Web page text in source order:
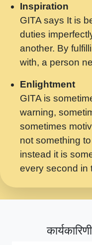
Saawariya.mp3
मर गनय न
ravinandan
मेरे मन हरी का
Rishikesh -
Maharaj.mp3
यह हसरत
Talab Hai Bhav
लडल ज बल ल
7.9.2021 जवल
सख भ मझ पयर
सपरहट भजन
सपरहट शयम
Inspiration
GITA says It is
duties
another. By
with, a person
Enlightment
GITA is
warning,
sometimes
not something
instead it is
every second in